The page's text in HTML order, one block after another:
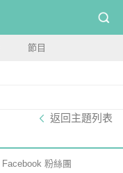
節目
返回主題列表
Facebook 粉絲團